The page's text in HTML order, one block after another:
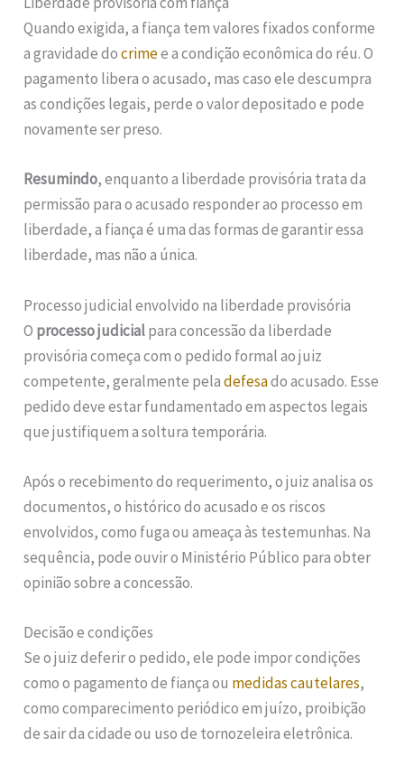
Quando exigida, a fiança tem valores fixados conforme
a gravidade docrimee a condição econômica do réu. O
pagamento libera o acusado, mas caso ele descumpra
as condições legais, perde o valor depositado e pode
novamente ser preso.
Resumindo, enquanto a liberdade provisória trata da
permissão para o acusado responder ao processo em
liberdade, a fiança é uma das formas de garantir essa
liberdade, mas não a única.
Processo judicial envolvido na liberdade provisória
O processo judicialpara concessão da liberdade
provisória começa com o pedido formal ao juiz
competente, geralmente peladefesado acusado. Esse
pedido deve estar fundamentado em aspectos legais
que justifiquem a soltura temporária.
Após o recebimento do requerimento, o juiz analisa os
documentos, o histórico do acusado e os riscos
envolvidos, como fuga ou ameaça às testemunhas. Na
sequência, pode ouvir o Ministério Público para obter
opinião sobre a concessão.
Decisão e condições
Se o juiz deferir o pedido, ele pode impor condições
como o pagamento de fiança ou medidas cautelares,
como comparecimento periódico em juízo, proibição
de sair da cidade ou uso de tornozeleira eletrônica.